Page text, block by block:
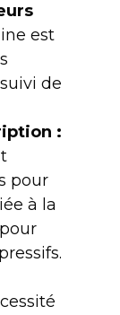
est
de
:
pour
à la